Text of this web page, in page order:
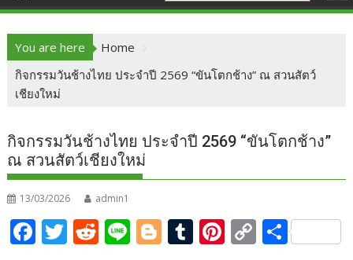
You are here
Home
กิจกรรมวันช้างไทย ประจำปี 2569 “ขันโตกช้าง” ณ สวนสัตว์
เชียงใหม่
กิจกรรมวันช้างไทย ประจำปี 2569 “ขันโตกช้าง”
ณ สวนสัตว์เชียงใหม่
13/03/2026 admin1
F T R Li Bl T Pi C S